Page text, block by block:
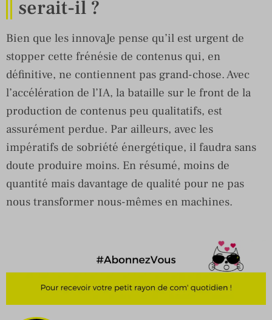
serait-il ?
Bien que les innovaJe pense qu’il est urgent de
stopper cette frénésie de contenus qui, en
définitive, ne contiennent pas grand-chose. Avec
l’accélération de l’IA, la bataille sur le front de la
production de contenus peu qualitatifs, est
assurément perdue. Par ailleurs, avec les
impératifs de sobriété énergétique, il faudra sans
doute produire moins. En résumé, moins de
quantité mais davantage de qualité pour ne pas
nous transformer nous-mêmes en machines.